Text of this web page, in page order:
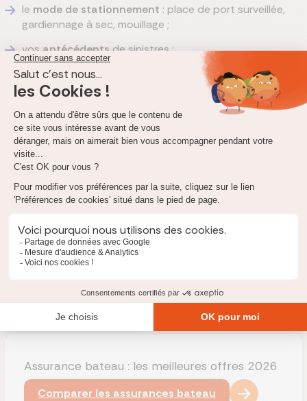
le mode de stationnement : place de port surveillée,
gardiennage à sec, mouillage ;
vos antécédents de sinistres ;
lafranchiseretenue : plus elle est élevée, plus la prime
baisse ;
lesoptions: effets personnels, activités tractées,
extension location.
Exemple chiffré
Pour un semi-rigide de 6 mètres avec un moteur de 115 CV
acheté 25 000 €, la différence entre une RC seule (environ
450 € par an) est de 300 €. Le vol du seul moteur
représenterait une perte d'environ 12 000 €. L'écart de prime
couvre 40 ans de cotisation.
Pour situer votre tarif par rapport au marché, notre
de Generali, Macif, GMF, MAAF, April Marine et des
Assurance bateau : les meilleures offres 2026
Comparer les assurances bateau